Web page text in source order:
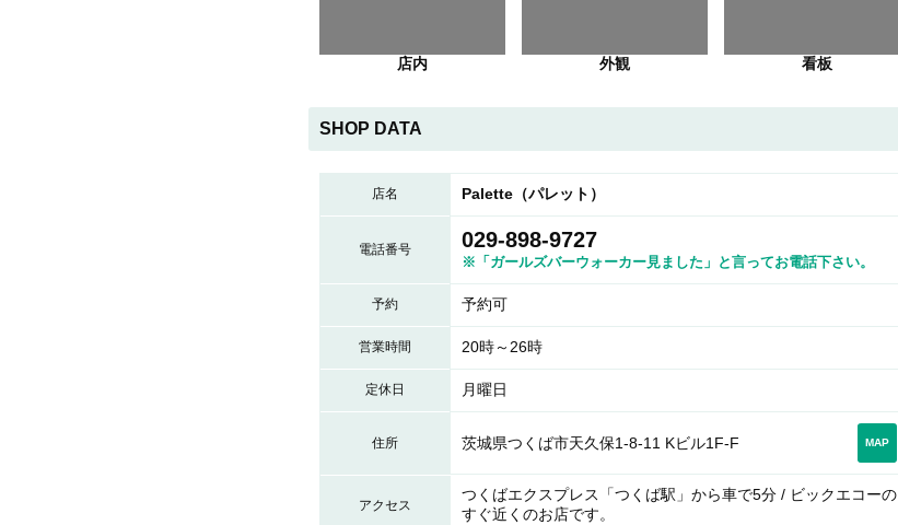
店内 外観 看板
SHOP DATA
店名 Palette（パレット）
電話番号 029-898-9727
※「ガールズバーウォーカー見ました」と言ってお電話下さい。
予約 予約可
営業時間 20時～26時
定休日 月曜日
住所 茨城県つくば市天久保1-8-11 Kビル1F-F MAP
アクセス
つくばエクスプレス「つくば駅」から車で5分 / ビックエコーの
すぐ近くのお店です。